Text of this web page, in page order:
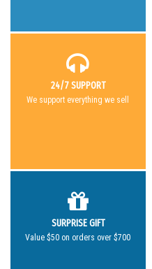
24/7 SUPPORT
We support everything we sell
SURPRISE GIFT
Value $50 on orders over $700